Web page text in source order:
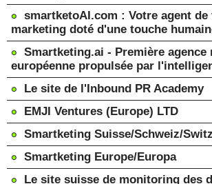
smartketoAI.com : Votre agent de
marketing doté d'une touche
Smartketing.ai - Première agence
européenne propulsée par
Le site de l'Inbound PR Academy
EMJI Ventures (Europe) LTD
Smartketing Suisse/Schweiz/
Smartketing Europe/Europa
Le site suisse de monitoring des